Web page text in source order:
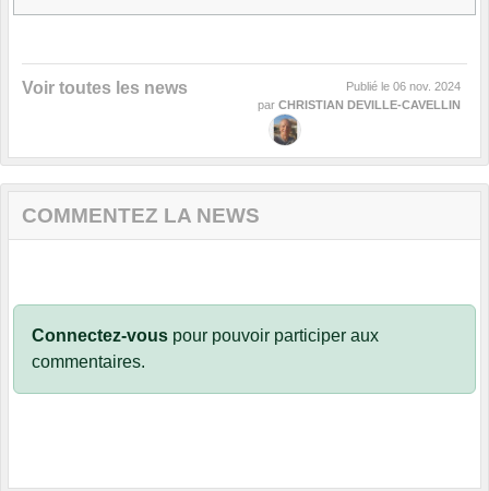
Voir toutes les news Publié le 06 nov. 2024
par CHRISTIAN DEVILLE-CAVELLIN
COMMENTEZ LA NEWS
Connectez-vous pour pouvoir participer aux
commentaires.